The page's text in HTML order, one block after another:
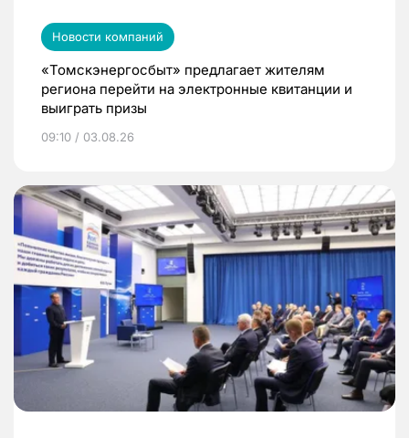
Новости компаний
«Томскэнергосбыт» предлагает жителям
региона перейти на электронные квитанции и
выиграть призы
09:10 / 03.08.26